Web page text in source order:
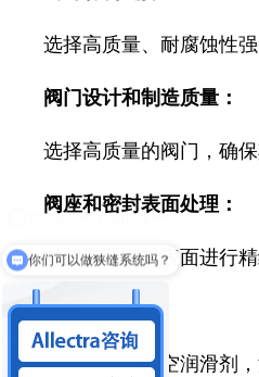
选择高质量、耐腐蚀性
阀门设计和制造质量：
选择高质量的阀门，确
阀座和密封表面处理：
对阀座和密封表面进行
适当的润滑：
使用适当的真空润滑剂
你们可以做狭缝系统吗？